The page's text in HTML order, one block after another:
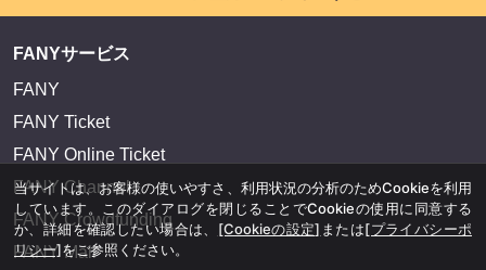
FANYサービス
FANY
FANY Ticket
FANY Online Ticket
FANY Channel
FANY Crowdfunding
FANY Mall
当サイトは、お客様の使いやすさ、利用状況の分析のためCookieを利用
しています。このダイアログを閉じることでCookieの使用に同意する
か、詳細を確認したい場合は、 [Cookieの設定] または[プライバシーポ
リシー]をご参照ください。